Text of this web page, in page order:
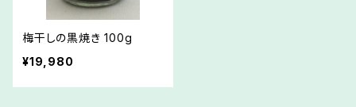
梅干しの黒焼き 100g
¥19,980